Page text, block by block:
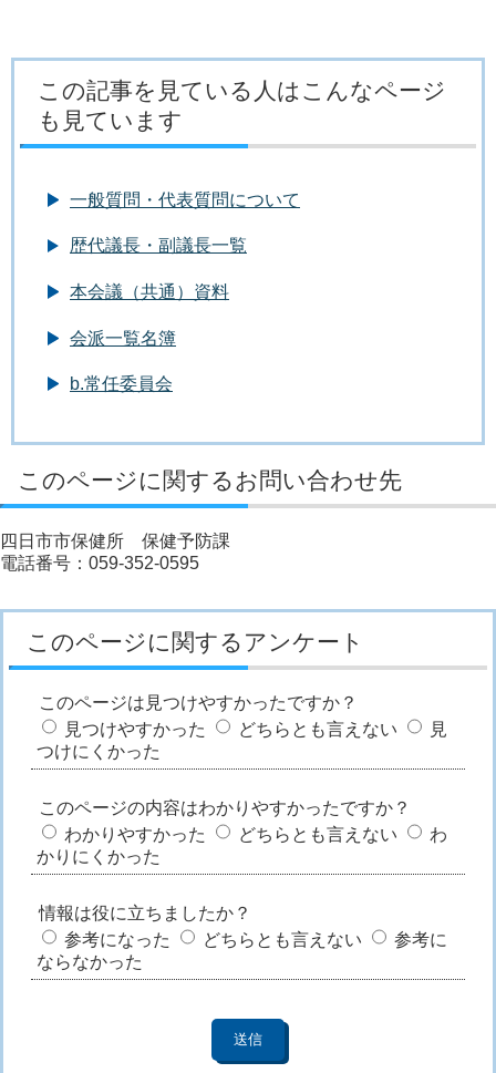
この記事を見ている人はこんなページ
も見ています
一般質問・代表質問について
歴代議長・副議長一覧
本会議（共通）資料
会派一覧名簿
b.常任委員会
このページに関するお問い合わせ先
四日市市保健所 保健予防課
電話番号：059-352-0595
このページに関するアンケート
このページは見つけやすかったですか？
見つけやすかった
どちらとも言えない
見
つけにくかった
このページの内容はわかりやすかったですか？
わかりやすかった
どちらとも言えない
わ
かりにくかった
情報は役に立ちましたか？
参考になった
どちらとも言えない
参考に
ならなかった